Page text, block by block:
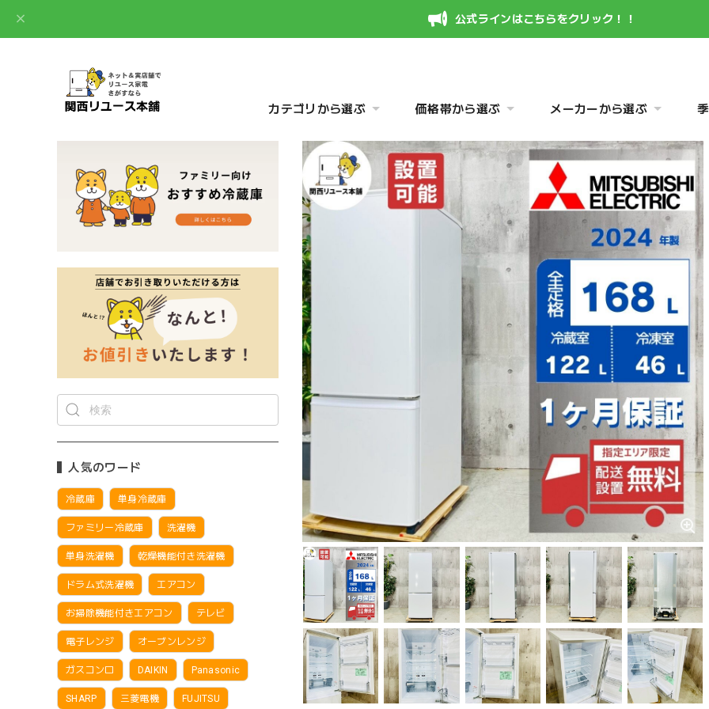
公式ラインはこちらをクリック！！
カテゴリから選ぶ 価格帯から選ぶ メーカーから選ぶ
人気のワード
冷蔵庫 単身冷蔵庫
ファミリー冷蔵庫 洗濯機
単身洗濯機 乾燥機能付き洗濯機
ドラム式洗濯機 エアコン
お掃除機能付きエアコン テレビ
電子レンジ オーブンレンジ
ガスコンロ DAIKIN Panasonic
SHARP 三菱電機 FUJITSU